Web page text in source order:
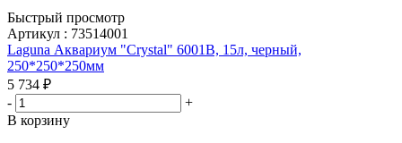
Быстрый просмотр
Артикул : 73514001
Laguna Аквариум "Crystal" 6001B, 15л, черный,
250*250*250мм
5 734 ₽
-
+
В корзину